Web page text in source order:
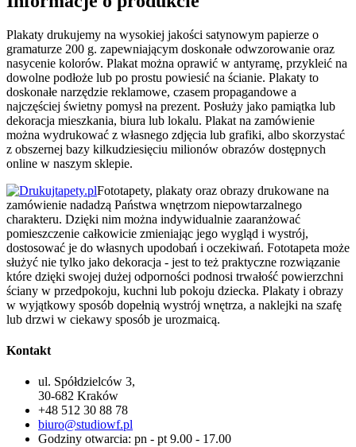
Plakaty drukujemy na wysokiej jakości satynowym papierze o
gramaturze 200 g. zapewniającym doskonałe odwzorowanie oraz
nasycenie kolorów. Plakat można oprawić w antyramę, przykleić na
dowolne podłoże lub po prostu powiesić na ścianie. Plakaty to
doskonałe narzędzie reklamowe, czasem propagandowe a
najczęściej świetny pomysł na prezent. Posłuży jako pamiątka lub
dekoracja mieszkania, biura lub lokalu. Plakat na zamówienie
można wydrukować z własnego zdjęcia lub grafiki, albo skorzystać
z obszernej bazy kilkudziesięciu milionów obrazów dostępnych
online w naszym sklepie.
Fototapety, plakaty oraz obrazy drukowane na
zamówienie nadadzą Państwa wnętrzom niepowtarzalnego
charakteru. Dzięki nim można indywidualnie zaaranżować
pomieszczenie całkowicie zmieniając jego wygląd i wystrój,
dostosować je do własnych upodobań i oczekiwań. Fototapeta może
służyć nie tylko jako dekoracja - jest to też praktyczne rozwiązanie
które dzięki swojej dużej odporności podnosi trwałość powierzchni
ściany w przedpokoju, kuchni lub pokoju dziecka. Plakaty i obrazy
w wyjątkowy sposób dopełnią wystrój wnętrza, a naklejki na szafę
lub drzwi w ciekawy sposób je urozmaicą.
Kontakt
ul. Spółdzielców 3,
30-682 Kraków
+48 512 30 88 78
biuro@studiowf.pl
Godziny otwarcia: pn - pt 9.00 - 17.00